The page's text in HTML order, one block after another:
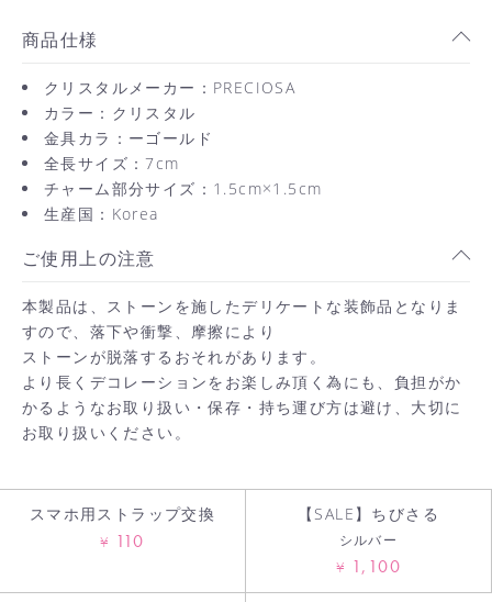
お買い物を続ける
カートへ進む
商品仕様
クリスタルメーカー：PRECIOSA
カラー：クリスタル
金具カラ：ーゴールド
全長サイズ：7cm
チャーム部分サイズ：1.5cm×1.5cm
生産国：Korea
ご使用上の注意
本製品は、ストーンを施したデリケートな装飾品となりま
すので、落下や衝撃、摩擦により
ストーンが脱落するおそれがあります。
より長くデコレーションをお楽しみ頂く為にも、負担がか
かるようなお取り扱い・保存・持ち運び方は避け、大切に
お取り扱いください。
スマホ用ストラップ交換
¥ 110
【SALE】ちびさる
シルバー
¥ 1,100